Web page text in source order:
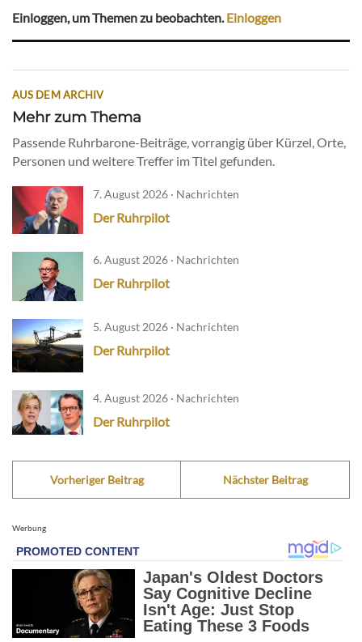
Einloggen, um Themen zu beobachten.Einloggen
AUS DEM ARCHIV
Mehr zum Thema
Passende Ruhrbarone-Beiträge, vorrangig über Kürzel, Orte,
Personen und weitere Treffer im Titel gefunden.
7. August 2026 · Nachrichten
Der Ruhrpilot
6. August 2026 · Nachrichten
Der Ruhrpilot
5. August 2026 · Nachrichten
Der Ruhrpilot
4. August 2026 · Nachrichten
Der Ruhrpilot
Vorheriger Beitrag Nächster Beitrag
Werbung